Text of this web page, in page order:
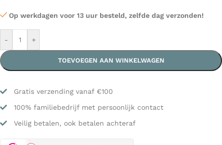
Op werkdagen voor 13 uur besteld, zelfde dag verzonden!
- +
TOEVOEGEN AAN WINKELWAGEN
Gratis verzending vanaf €100
100% familiebedrijf met persoonlijk contact
Veilig betalen, ook betalen achteraf